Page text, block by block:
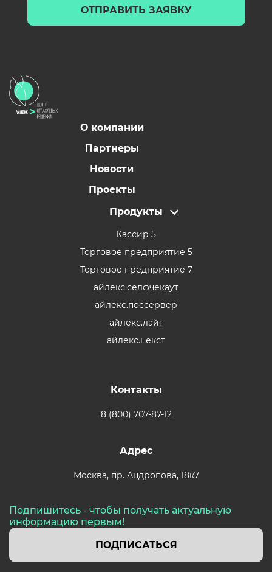
ОТПРАВИТЬ ЗАЯВКУ
О компании
Партнеры
Новости
Проекты
Продукты
Кассир 5
Торговое предприятие 5
Торговое предприятие 7
айлекс.селфчекаут
айлекс.поссервер
айлекс.лайт
айлекс.некст
Контакты
8 (800) 707-87-12
Адрес
Москва, пр. Андропова, 18к7
Подпишитесь - чтобы получать актуальную
информацию первым!
ПОДПИСАТЬСЯ